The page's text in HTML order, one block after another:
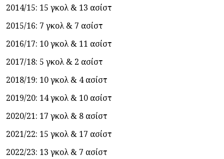
2014/15: 15 γκολ & 13 ασίστ
2015/16: 7 γκολ & 7 ασίστ
2016/17: 10 γκολ & 11 ασίστ
2017/18: 5 γκολ & 2 ασίστ
2018/19: 10 γκολ & 4 ασίστ
2019/20: 14 γκολ & 10 ασίστ
2020/21: 17 γκολ & 8 ασίστ
2021/22: 15 γκολ & 17 ασίστ
2022/23: 13 γκολ & 7 ασίστ